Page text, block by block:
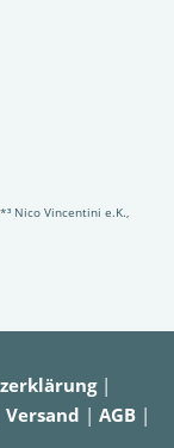
Nico Vincentini e.K.,
|
Versand | AGB |